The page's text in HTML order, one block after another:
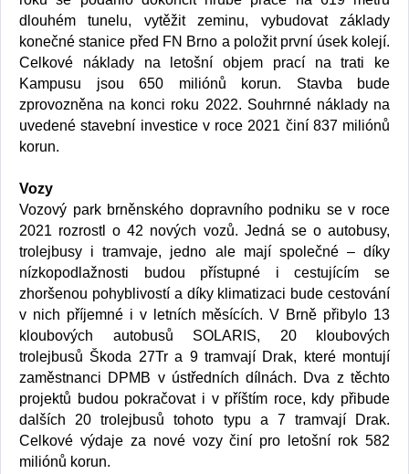
dlouhém tunelu, vytěžit zeminu, vybudovat základy
konečné stanice před FN Brno a položit první úsek kolejí.
Celkové náklady na letošní objem prací na trati ke
Kampusu jsou 650 miliónů korun. Stavba bude
zprovozněna na konci roku 2022. Souhrnné náklady na
uvedené stavební investice v roce 2021 činí 837 miliónů
korun.
Vozy
Vozový park brněnského dopravního podniku se v roce
2021 rozrostl o 42 nových vozů. Jedná se o autobusy,
trolejbusy i tramvaje, jedno ale mají společné – díky
nízkopodlažnosti budou přístupné i cestujícím se
zhoršenou pohyblivostí a díky klimatizaci bude cestování
v nich příjemné i v letních měsících. V Brně přibylo 13
kloubových autobusů SOLARIS, 20 kloubových
trolejbusů Škoda 27Tr a 9 tramvají Drak, které montují
zaměstnanci DPMB v ústředních dílnách. Dva z těchto
projektů budou pokračovat i v příštím roce, kdy přibude
dalších 20 trolejbusů tohoto typu a 7 tramvají Drak.
Celkové výdaje za nové vozy činí pro letošní rok 582
miliónů korun.